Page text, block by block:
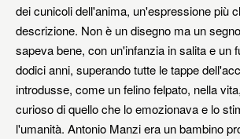
dei cunicoli dell'anima, un'espressione più
descrizione. Non è un disegno ma un
sapeva bene, con un'infanzia in salita e un
dodici anni, superando tutte le tappe
introdusse, come un felino felpato, nella
curioso di quello che lo emozionava e lo
l'umanità. Antonio Manzi era un bambino